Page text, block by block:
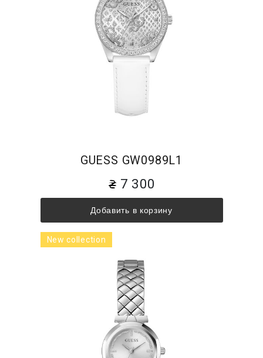
GUESS GW0989L1
7 300
Добавить в корзину
New collection